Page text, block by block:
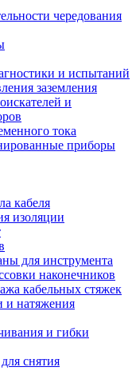
чередования
и испытаний
заземления
и
тока
приборы
кабеля
изоляции
для инструмента
наконечников
кабельных стяжек
и натяжения
и гибки
снятия